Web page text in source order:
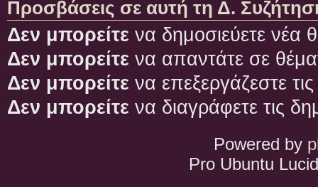
Προσβάσεις σε αυτή τη Δ.
Δεν μπορείτε να δημοσιεύετε νέα
Δεν μπορείτε να απαντάτε σε
Δεν μπορείτε να επεξεργάζεστε
Δεν μπορείτε να διαγράφετε τις
Powered by
Pro Ubuntu